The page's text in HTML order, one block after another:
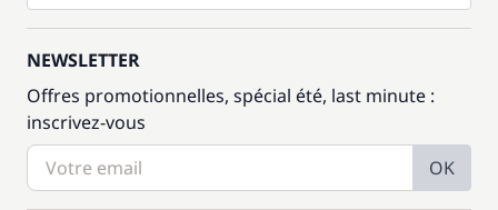
NEWSLETTER
Offres promotionnelles, spécial été, last minute :
inscrivez-vous
OK